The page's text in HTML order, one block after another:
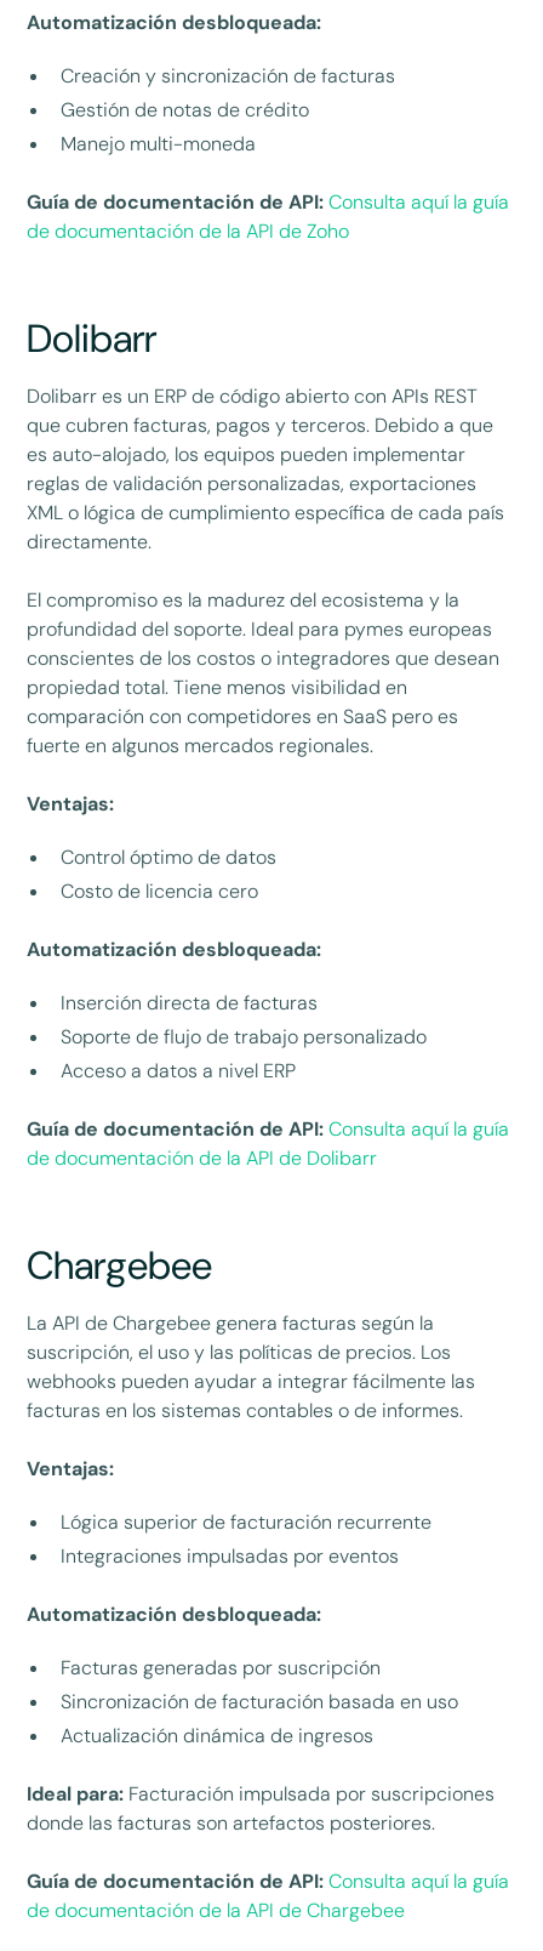
Automatización desbloqueada:
Creación y sincronización de facturas
Gestión de notas de crédito
Manejo multi-moneda
Guía de documentación de API: Consulta aquí la guía
de documentación de la API de Zoho
Dolibarr
Dolibarr es un ERP de código abierto con APIs REST
que cubren facturas, pagos y terceros. Debido a que
es auto-alojado, los equipos pueden implementar
reglas de validación personalizadas, exportaciones
XML o lógica de cumplimiento específica de cada país
directamente.
El compromiso es la madurez del ecosistema y la
profundidad del soporte. Ideal para pymes europeas
conscientes de los costos o integradores que desean
propiedad total. Tiene menos visibilidad en
comparación con competidores en SaaS pero es
fuerte en algunos mercados regionales.
Ventajas:
Control óptimo de datos
Costo de licencia cero
Automatización desbloqueada:
Inserción directa de facturas
Soporte de flujo de trabajo personalizado
Acceso a datos a nivel ERP
Guía de documentación de API: Consulta aquí la guía
de documentación de la API de Dolibarr
Chargebee
La API de Chargebee genera facturas según la
suscripción, el uso y las políticas de precios. Los
webhooks pueden ayudar a integrar fácilmente las
facturas en los sistemas contables o de informes.
Ventajas:
Lógica superior de facturación recurrente
Integraciones impulsadas por eventos
Automatización desbloqueada:
Facturas generadas por suscripción
Sincronización de facturación basada en uso
Actualización dinámica de ingresos
Ideal para: Facturación impulsada por suscripciones
donde las facturas son artefactos posteriores.
Guía de documentación de API: Consulta aquí la guía
de documentación de la API de Chargebee